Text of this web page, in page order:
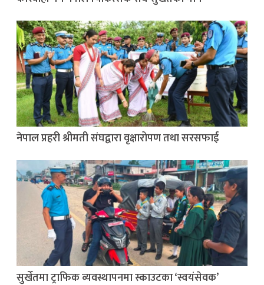
नेपाल प्रहरी श्रीमती संघद्वारा वृक्षारोपण तथा सरसफाई
सुर्खेतमा ट्राफिक व्यवस्थापनमा स्काउटका ‘स्वयंसेवक’